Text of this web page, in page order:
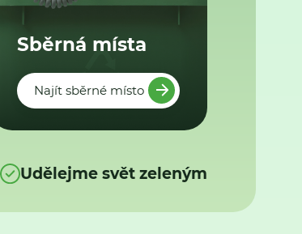
Sběrná místa
Najít sběrné místo
Udělejme svět zeleným